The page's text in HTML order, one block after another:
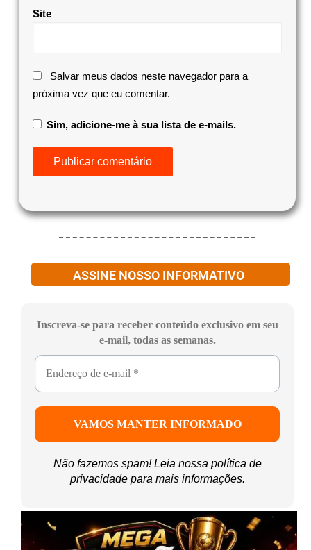
Site
Salvar meus dados neste navegador para a
próxima vez que eu comentar.
Sim, adicione-me à sua lista de e-mails.
ASSINE NOSSO INFORMATIVO
Inscreva-se para receber conteúdo exclusivo em seu
e-mail, todas as semanas.
Não fazemos spam! Leia nossa política de
privacidadepara mais informações.